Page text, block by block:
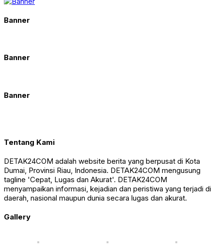
Banner
Banner
Banner
Tentang Kami
DETAK24COM adalah website berita yang berpusat di Kota
Dumai, Provinsi Riau, Indonesia. DETAK24COM mengusung
tagline 'Cepat, Lugas dan Akurat'. DETAK24COM
menyampaikan informasi, kejadian dan peristiwa yang terjadi di
daerah, nasional maupun dunia secara lugas dan akurat.
Gallery